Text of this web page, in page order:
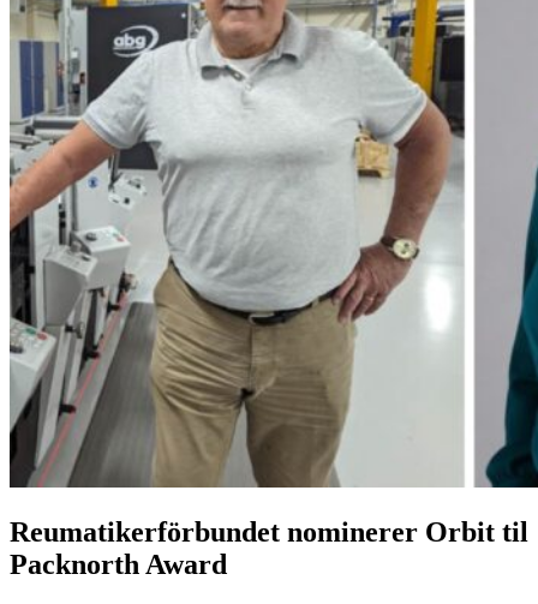
Reumatikerförbundet nominerer Orbit til
Packnorth Award